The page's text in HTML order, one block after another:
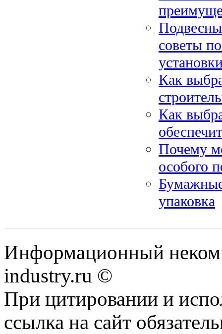
советы
Как
Как
Почему
особого
упаковка
Информационный
industry.ru ©
При цитировании и
ссылка на сайт